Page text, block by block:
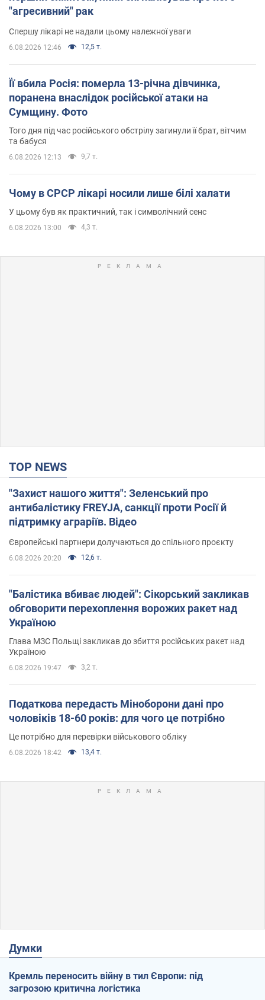
"агресивний" рак
Спершу лікарі не надали цьому належної уваги
6.08.2026 12:46 12,5 т.
Її вбила Росія: померла 13-річна дівчинка,
поранена внаслідок російської атаки на
Сумщину. Фото
Того дня під час російського обстрілу загинули її брат, вітчим
та бабуся
6.08.2026 12:13 9,7 т.
Чому в СРСР лікарі носили лише білі халати
У цьому був як практичний, так і символічний сенс
6.08.2026 13:00 4,3 т.
TOP NEWS
"Захист нашого життя": Зеленський про
антибалістику FREYJA, санкції проти Росії й
підтримку аграріїв. Відео
Європейські партнери долучаються до спільного проєкту
6.08.2026 20:20 12,6 т.
"Балістика вбиває людей": Сікорський закликав
обговорити перехоплення ворожих ракет над
Україною
Глава МЗС Польщі закликав до збиття російських ракет над
Україною
6.08.2026 19:47 3,2 т.
Податкова передасть Міноборони дані про
чоловіків 18-60 років: для чого це потрібно
Це потрібно для перевірки військового обліку
6.08.2026 18:42 13,4 т.
Думки
Кремль переносить війну в тил Європи: під
загрозою критична логістика